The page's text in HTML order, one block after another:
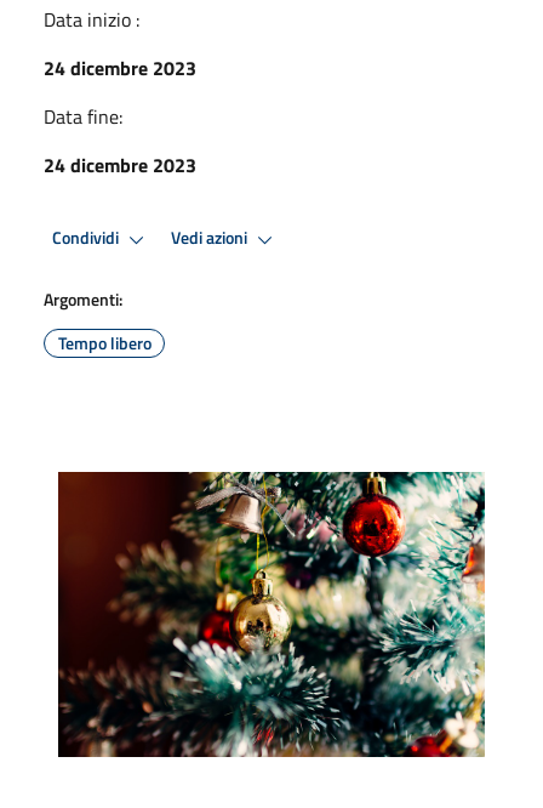
Data inizio :
24 dicembre 2023
Data fine:
24 dicembre 2023
Condividi Vedi azioni
Argomenti:
Tempo libero